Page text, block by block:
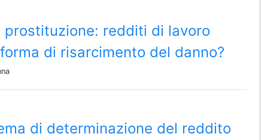
prostituzione: redditi di lavoro
di risarcimento del danno?
di determinazione del reddito